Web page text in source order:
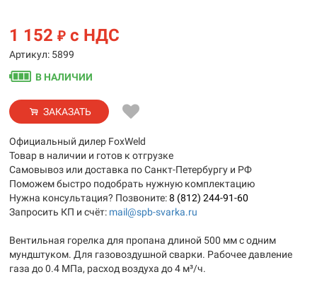
1 152 ₽ с НДС
Артикул: 5899
В НАЛИЧИИ
ЗАКАЗАТЬ
Официальный дилер FoxWeld
Товар в наличии и готов к отгрузке
Самовывоз или доставка по Санкт-Петербургу и РФ
Поможем быстро подобрать нужную комплектацию
Нужна консультация? Позвоните:8 (812) 244-91-60
Запросить КП и счёт: mail@spb-svarka.ru
Вентильная горелка для пропана длиной 500 мм с одним
мундштуком. Для газовоздушной сварки. Рабочее давление
газа до 0.4 МПа, расход воздуха до 4 м³/ч.